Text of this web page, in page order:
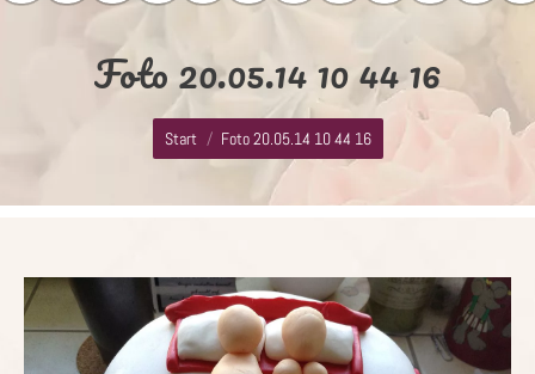
Foto 20.05.14 10 44 16
Sie befinden sich hier:
Start Foto 20.05.14 10 44 16